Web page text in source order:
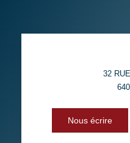
32
Nous écrire